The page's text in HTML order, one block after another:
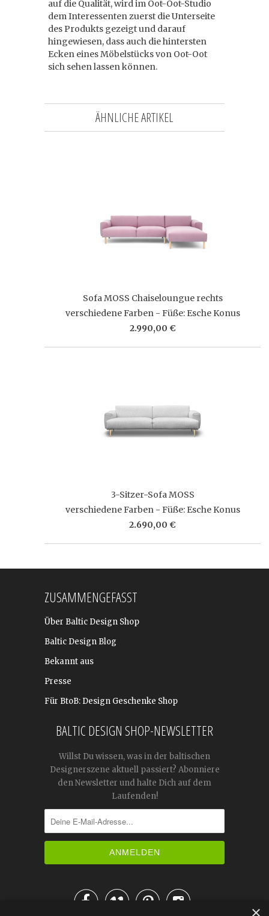
auf die Qualität, wird im Oot-Oot-Studio
dem Interessenten zuerst die Unterseite
des Produkts gezeigt und darauf
hingewiesen, dass auch die hintersten
Ecken eines Möbelstücks von Oot-Oot
sich sehen lassen können.
ÄHNLICHE ARTIKEL
Sofa MOSS Chaiseloungue rechts
verschiedene Farben - Füße: Esche Konus
2.990,00 €
3-Sitzer-Sofa MOSS
verschiedene Farben - Füße: Esche Konus
2.690,00 €
ZUSAMMENGEFASST
Über Baltic Design Shop
Baltic Design Blog
Bekannt aus
Presse
Für BtoB: Design Geschenke Shop
BALTIC DESIGN SHOP-NEWSLETTER
Willst Du wissen, was in der baltischen
Designerszene aktuell passiert? Abonniere
den Newsletter und halte Dich auf dem
Laufenden!
